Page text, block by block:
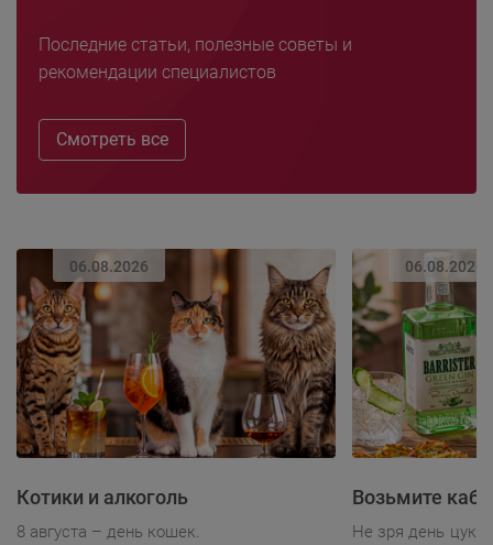
Последние статьи, полезные советы и
рекомендации специалистов
Смотреть все
06.08.2026
Котики и алкоголь
8 августа – день кошек.
06.08.2026
Возьмите
Не зря день